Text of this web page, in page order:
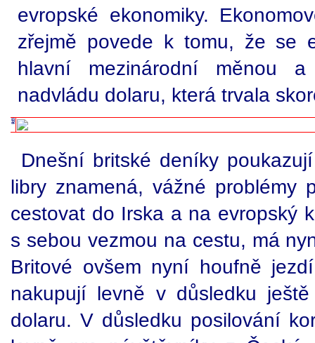
evropské ekonomiky.
zřejmě povede k tomu, že se
hlavní mezinárodní měnou
nadvládu dolaru, která trvala
Dnešní britské deníky
libry znamená, vážné problémy
cestovat do Irska a na evropský
s sebou vezmou na cestu, má
Britové ovšem nyní houfně
nakupují levně v důsledku
dolaru. V důsledku posilování